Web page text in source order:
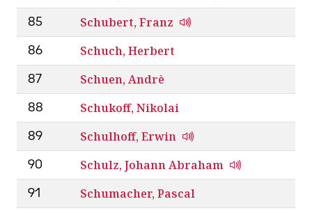
85 Schubert, Franz
86 Schuch, Herbert
87 Schuen, Andrè
88 Schukoff, Nikolai
89 Schulhoff, Erwin
90 Schulz, Johann Abraham
91 Schumacher, Pascal